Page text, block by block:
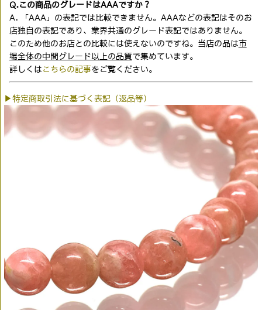
Q.この商品のグレードはAAAですか？
A. 「AAA」の表記では比較できません。AAAなどの表記はそのお
店独自の表記であり、業界共通のグレード表記ではありません。
このため他のお店との比較には使えないのですね。当店の品は市
場全体の中間グレード以上の品質で集めています。
詳しくは こちらの記事をご覧ください。
▶特定商取引法に基づく表記（返品等）